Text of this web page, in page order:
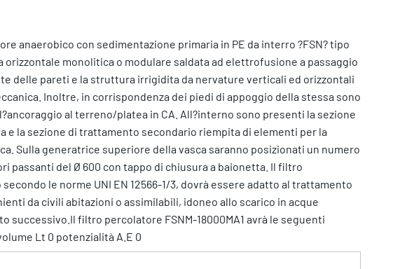
anaerobico con sedimentazione primaria in PE da interro ?FSN? tipo
orizzontale monolitica o modulare saldata ad elettrofusione a passaggio
delle pareti e la struttura irrigidita da nervature verticali ed orizzontali
Inoltre, in corrispondenza dei piedi di appoggio della stessa sono
al terreno/platea in CA. All?interno sono presenti la sezione
e la sezione di trattamento secondario riempita di elementi per la
Sulla generatrice superiore della vasca saranno posizionati un numero
passanti del Ø 600 con tappo di chiusura a baionetta. Il filtro
le norme UNI EN 12566-1/3, dovrà essere adatto al trattamento
da civili abitazioni o assimilabili, idoneo allo scarico in acque
successivo.Il filtro percolatore FSNM-18000MA1 avrà le seguenti
Lt 0 potenzialità A.E 0